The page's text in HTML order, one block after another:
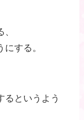
する。
るというよう